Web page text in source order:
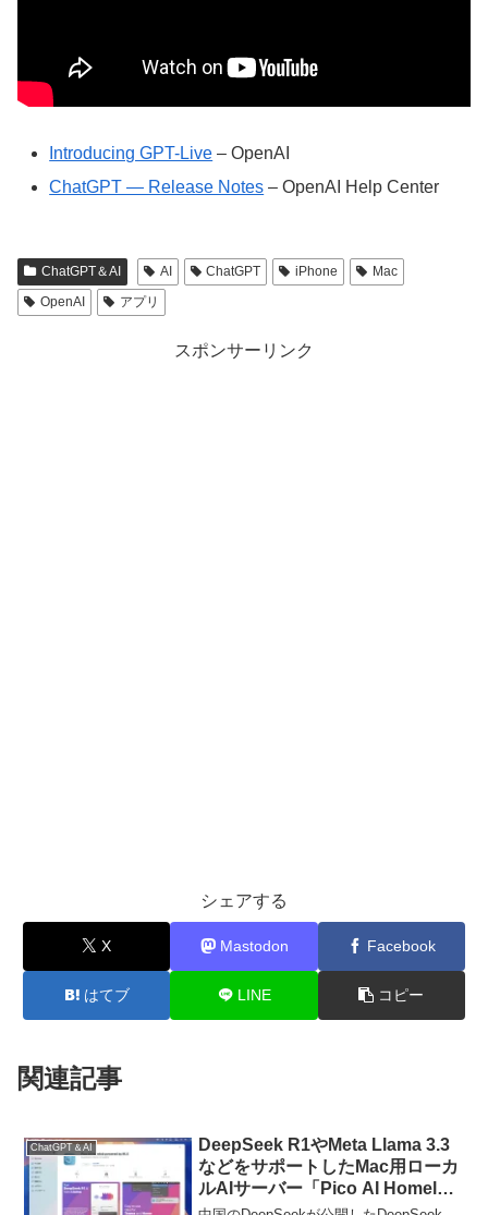
Introducing GPT-Live – OpenAI
ChatGPT — Release Notes – OpenAI Help Center
ChatGPT＆AI AI ChatGPT iPhone
Mac
OpenAI
アプリ
スポンサーリンク
シェアする
X Mastodon Facebook
はてブ LINE コピー
関連記事
ChatGPT＆AI
DeepSeek R1やMeta Llama 3.3
などをサポートしたMac用ローカ
ルAIサーバー「Pico AI Homelab
powered by MLX」がプレオーダ